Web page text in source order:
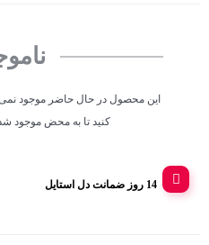
این محصول در حال حاضر موجود نمی
کنید تا به محض موجود
14 روز ضمانت دل استایل